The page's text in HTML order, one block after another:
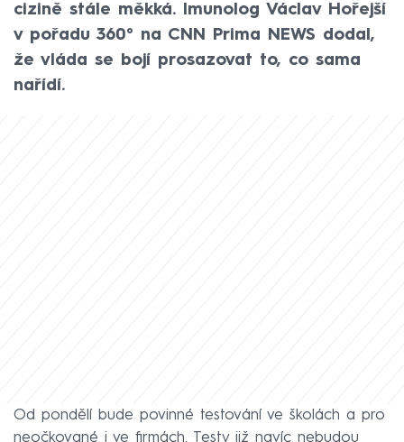
cizině stále měkká. Imunolog Václav Hořejší
v pořadu 360° na CNN Prima NEWS dodal,
že vláda se bojí prosazovat to, co sama
nařídí.
Od pondělí bude povinné testování ve školách a pro
neočkované i ve firmách. Testy již navíc nebudou